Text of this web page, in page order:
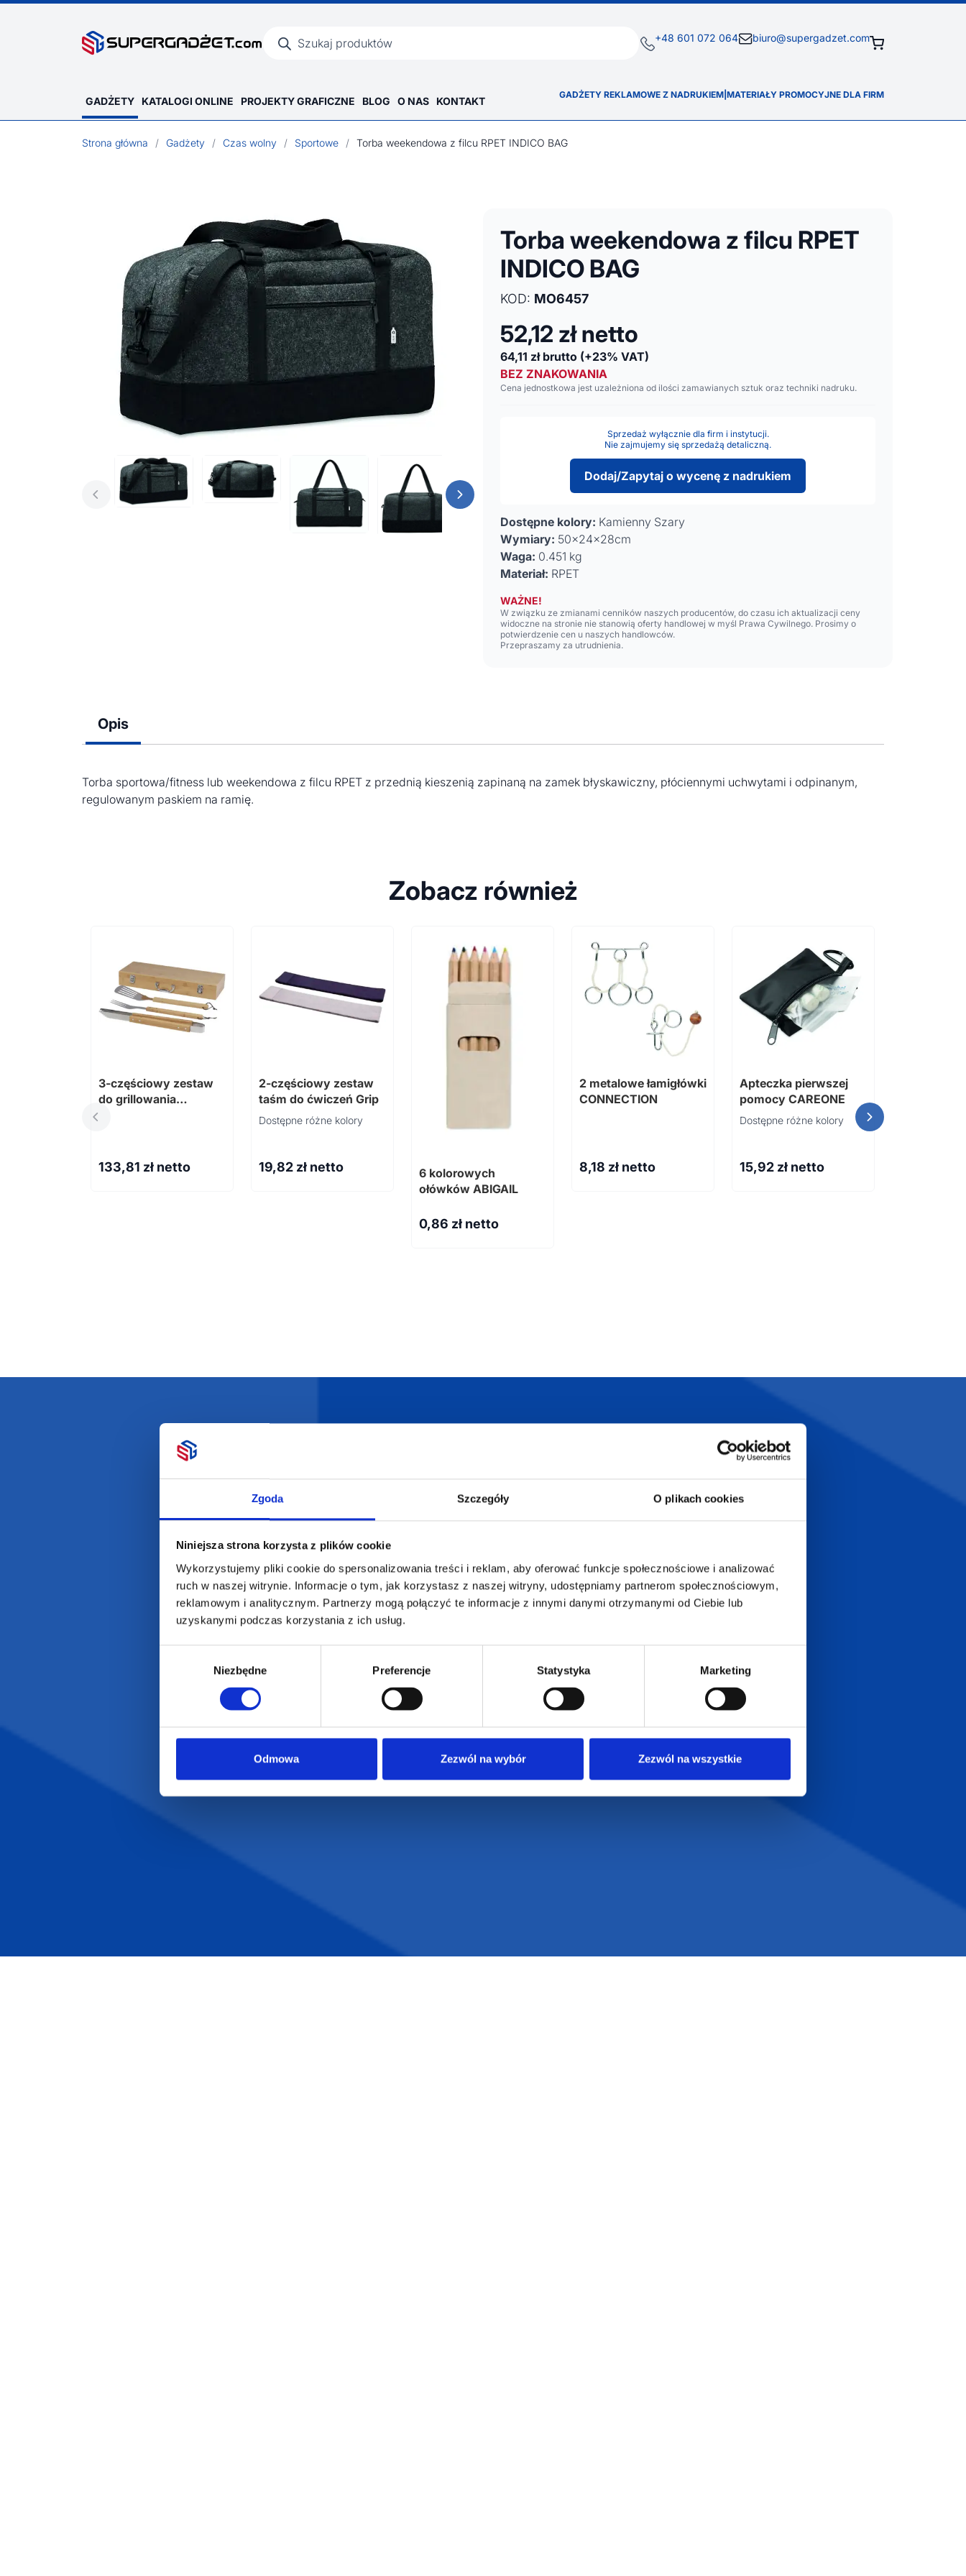
Zgoda Szczegóły O plikach cookies
Niniejsza strona korzysta z plików cookie
Wykorzystujemy pliki cookie do spersonalizowania treści i reklam, aby oferować funkcje społecznościowe i analizować
ruch w naszej witrynie. Informacje o tym, jak korzystasz z naszej witryny, udostępniamy partnerom społecznościowym,
reklamowym i analitycznym. Partnerzy mogą połączyć te informacje z innymi danymi otrzymanymi od Ciebie lub
uzyskanymi podczas korzystania z ich usług.
Niezbędne Preferencje Statystyka Marketing
Odmowa Zezwól na wybór Zezwól na wszystkie
produktów
+48 601 072 064 biuro@supergadzet.com
GADŻETY KATALOGI ONLINE PROJEKTY GRAFICZNE BLOG O NAS KONTAKT GADŻETY REKLAMOWE Z NADRUKIEM MATERIAŁY PROMOCYJNE DLA FIRM
Strona główna / Gadżety / Czas wolny / Sportowe / Torba weekendowa z filcu RPET INDICO BAG
Torba weekendowa z filcu RPET
INDICO BAG
KOD: MO6457
52,12 zł netto
64,11 zł brutto (+23% VAT)
BEZ ZNAKOWANIA
Cena jednostkowa jest uzależniona od ilości zamawianych sztuk oraz techniki nadruku.
Sprzedaż wyłącznie dla firm i instytucji.
Nie zajmujemy się sprzedażą detaliczną.
Dodaj/Zapytaj o wycenę z nadrukiem
Dostępne kolory: Kamienny Szary
Wymiary: 50x24x28cm
Waga: 0.451 kg
Materiał: RPET
WAŻNE!
W związku ze zmianami cenników naszych producentów, do czasu ich aktualizacji ceny
widoczne na stronie nie stanowią oferty handlowej w myśl Prawa Cywilnego. Prosimy o
potwierdzenie cen u naszych handlowców.
Przepraszamy za utrudnienia.
Opis
Torba sportowa/fitness lub weekendowa z filcu RPET z przednią kieszenią zapinaną na zamek błyskawiczny, płóciennymi uchwytami i odpinanym,
regulowanym paskiem na ramię.
Zobacz również
3-częściowy zestaw
do grillowania
133,81 zł netto
2-częściowy zestaw
taśm do ćwiczeń Grip
Dostępne różne kolory
19,82 zł netto
6 kolorowych
ołówków ABIGAIL
0,86 zł netto
2 metalowe łamigłówki
CONNECTION
8,18 zł netto
Apteczka pierwszej
pomocy CAREONE
Dostępne różne kolory
15,92 zł netto
Darmowa dostawa Darmowa wizualizacja Profesjonalne doradztwo
Szeroka oferta
produktów
INFORMACJE
O Nas
Katalogi online
Projekty graficzne
Jak zamawiać?
Czas realizacji
Dostawa i płatności
Polityka prywatności
JAKUB LIEBELT
Osiecza Pierwsza 29
62-586 Rzgów
+48 601 072 064
biuro@supergadzet.com
Zapraszamy do kontaktu
w godzinach 8:00 - 16:00